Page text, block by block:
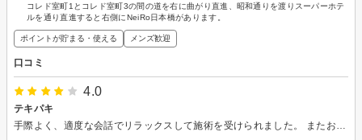
コレド室町1とコレド室町3の間の道を右に曲がり直進、昭和通りを渡りスーパーホテ
ルを通り直進すると右側にNeiRo日本橋があります。
ポイントが貯まる・使える メンズ歓迎
口コミ
4.0
テキパキ